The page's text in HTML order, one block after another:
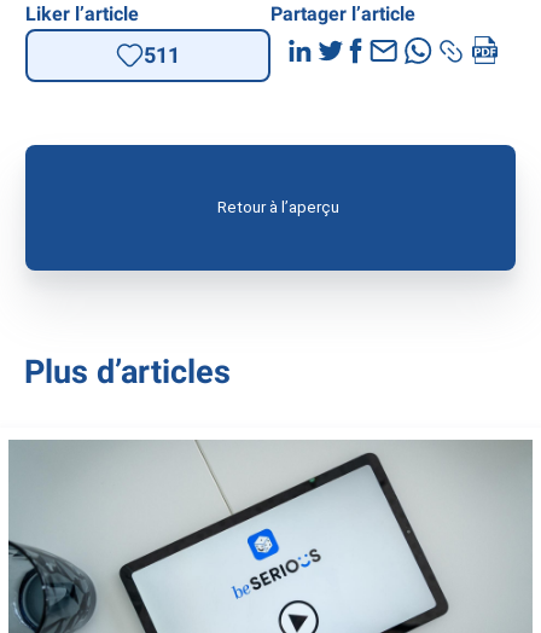
Liker l’article
511
Partager l’article
Retour à l’aperçu
Plus d’articles